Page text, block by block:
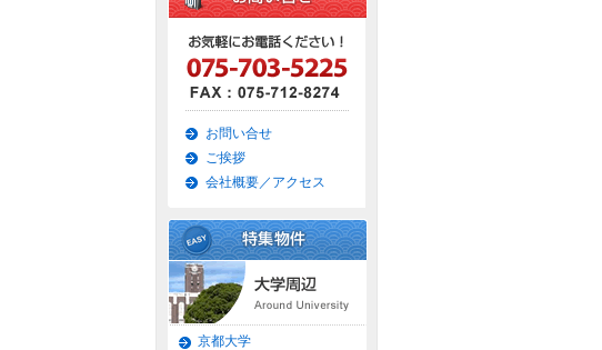
お問い合せ
ご挨拶
会社概要／アクセス
京都大学